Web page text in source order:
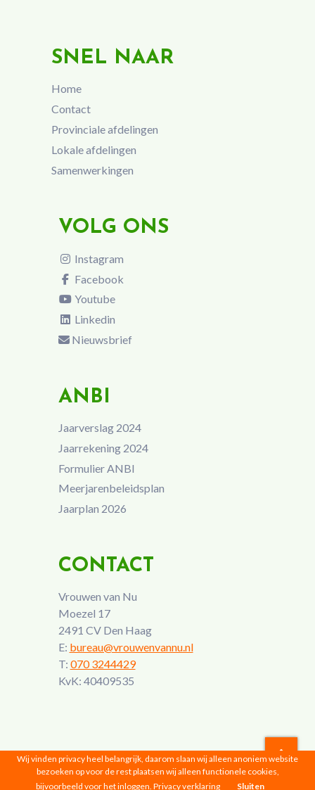
SNEL NAAR
Home
Contact
Provinciale afdelingen
Lokale afdelingen
Samenwerkingen
VOLG ONS
Instagram
Facebook
Youtube
Linkedin
Nieuwsbrief
ANBI
Jaarverslag 2024
Jaarrekening 2024
Formulier ANBI
Meerjarenbeleidsplan
Jaarplan 2026
CONTACT
Vrouwen van Nu
Moezel 17
2491 CV Den Haag
E: bureau@vrouwenvannu.nl
T: 070 3244429
KvK: 40409535
Vrouwen van Nu © 2026 |Privacyverklaring
Wij vinden privacy heel belangrijk, daarom slaan wij alleen anoniem website
bezoeken op voor de rest plaatsen wij alleen functionele cookies,
bijvoorbeeld voor het inloggen. Privacy verklaring Sluiten